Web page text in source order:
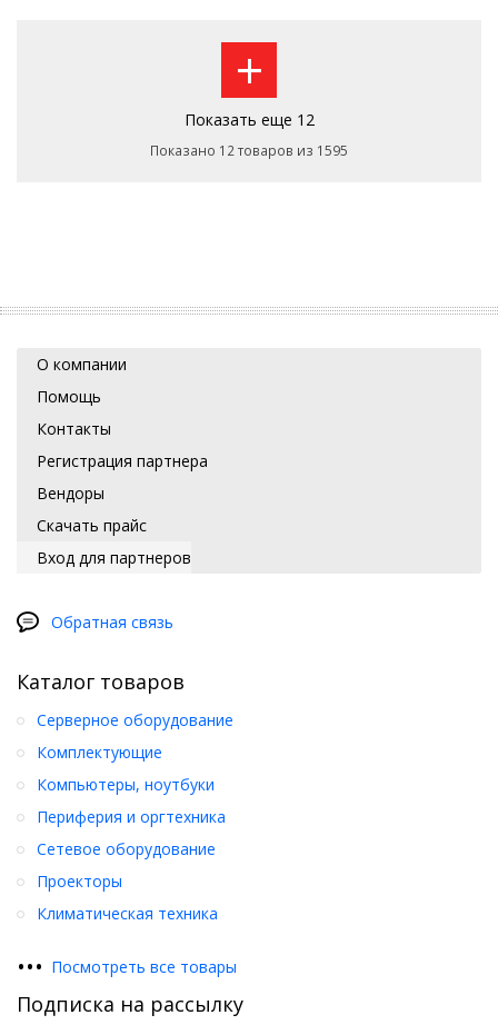
+
Показать еще 12
Показано 12 товаров из 1595
О компании
Помощь
Контакты
Регистрация партнера
Вендоры
Скачать прайс
Вход для партнеров
Обратная связь
Каталог товаров
Серверное оборудование
Комплектующие
Компьютеры, ноутбуки
Периферия и оргтехника
Сетевое оборудование
Проекторы
Климатическая техника
••• Посмотреть все товары
Подписка на рассылку